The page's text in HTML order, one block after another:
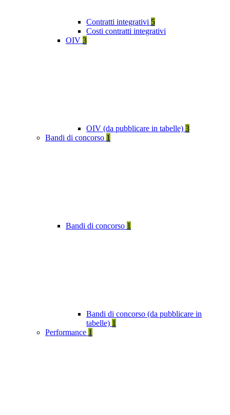
Contratti integrativi 5
Costi contratti integrativi
OIV 3
OIV (da pubblicare in tabelle) 3
Bandi di concorso 1
Bandi di concorso 1
Bandi di concorso (da pubblicare in
tabelle) 1
Performance 1